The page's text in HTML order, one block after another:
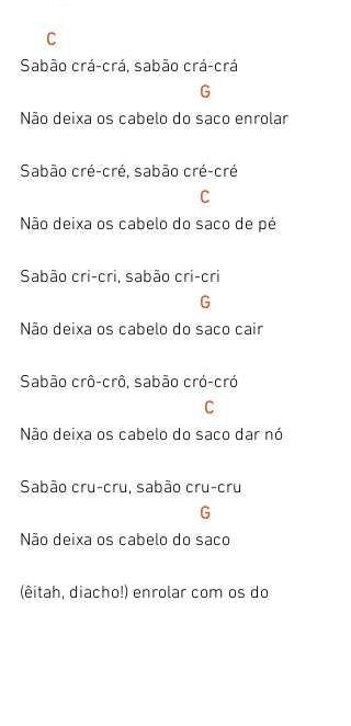
      C
Sabão crá-crá, sabão crá-crá
G
Não deixa os cabelo do saco enrolar
Sabão cré-cré, sabão cré-cré
   C
Não deixa os cabelo do saco de pé
Sabão cri-cri, sabão cri-cri
G
Não deixa os cabelo do saco cair
Sabão crô-crô, sabão cró-cró
   C
Não deixa os cabelo do saco dar nó
Sabão cru-cru, sabão cru-cru
  G
Não deixa os cabelo do saco
(êitah, diacho!) enrolar com os do